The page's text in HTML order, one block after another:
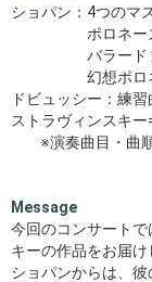
ショパン：4つのマ
ポロネーズ 変
バラード 第1
幻想ポロネー
ドビュッシー：練
ストラヴィンスキー
※演奏曲目・曲
Message
今回のコンサート
キーの作品をお届け
ショパンからは、